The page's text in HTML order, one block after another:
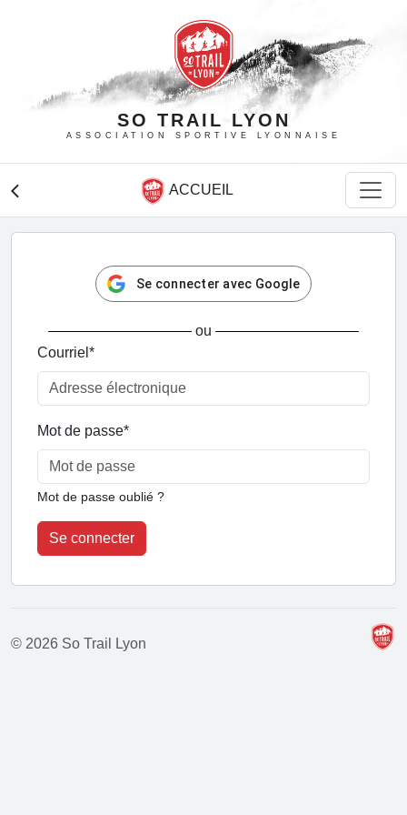
SO TRAIL LYON
ASSOCIATION SPORTIVE LYONNAISE
arrow_back_ios ACCUEIL
Se connecter avec Google
ou
Courriel *
Mot de passe*
Mot de passe oublié ?
Se connecter
© 2026 So Trail Lyon